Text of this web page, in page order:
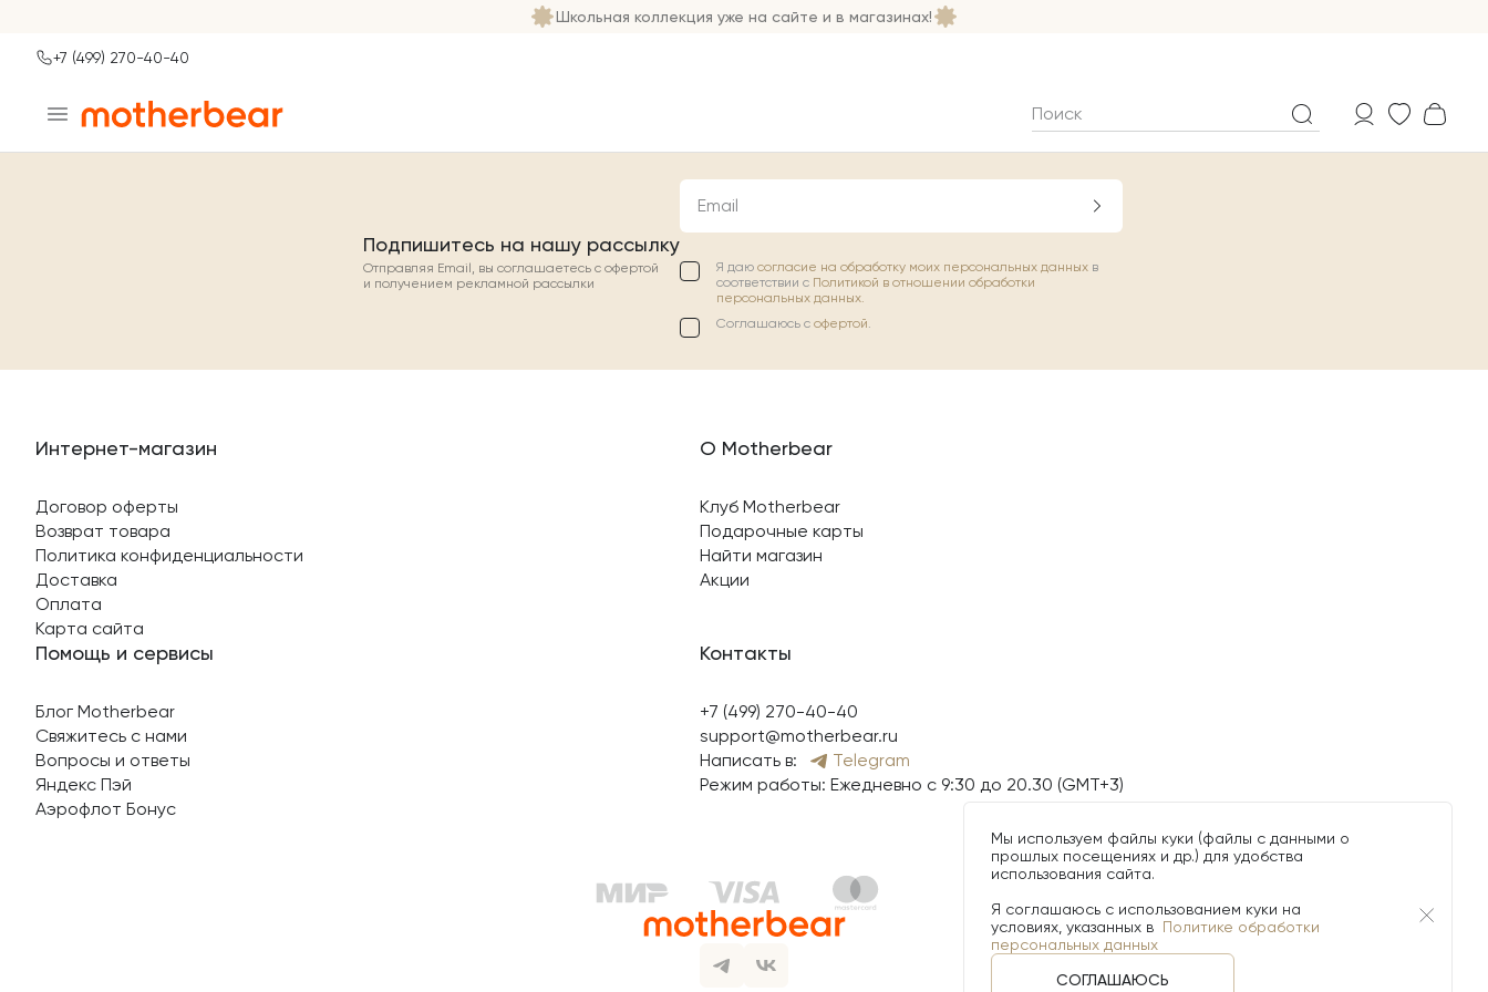
Школьная коллекция уже на сайте и в магазинах!
Ваш город
+7 (499) 270-40-40
Подпишитесь на нашу рассылку
Отправляя Email, вы соглашаетесь с офертой
и получением рекламной рассылки
Email
Я даю согласие на обработку моих персональных данных в
соответствии с Политикой в отношении обработки
персональных данных.
Соглашаюсь с офертой.
Интернет-магазин
Договор оферты
Возврат товара
Политика конфиденциальности
Доставка
Оплата
Карта сайта
О Motherbear
Клуб Motherbear
Подарочные карты
Найти магазин
Акции
Помощь и сервисы
Блог Motherbear
Свяжитесь с нами
Вопросы и ответы
Яндекс Пэй
Аэрофлот Бонус
Контакты
+7 (499) 270-40-40
support@motherbear.ru
Написать в:
Telegram
Режим работы: Ежедневно с 9:30 до 20.30 (GMT+3)
Мы используем файлы куки (файлы с данными о
прошлых посещениях и др.) для удобства
использования сайта.
Я соглашаюсь с использованием куки на
условиях, указанных в Политике обработки
персональных данных
СОГЛАШАЮСЬ